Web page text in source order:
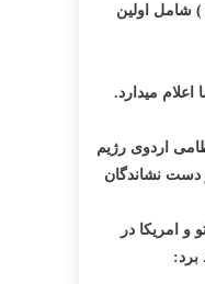
شامل اولین
را از افغانستان رسما اعلام میدارد.
کلی نیروهای شان در افغانستان به 140 هزار نیروی نظامی ناتو و امریکا و 170 هزار نیروی نظامی اردوی رژیم
اشغالگران و دست نشاندگان
جاری میلادی، تعداد باقیمانده 130 هزار نیروی نظامی ناتو و امریکا در